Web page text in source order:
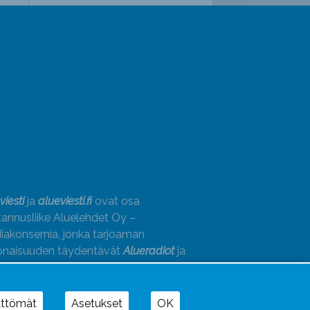
ja alueviesti.fiovat osa
Aluelehdet Oy –
jonka tarjoaman
täydentävät Alueradiotja
Asetukset OK